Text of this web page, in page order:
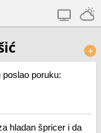
+
poruku:
hladan špricer i da